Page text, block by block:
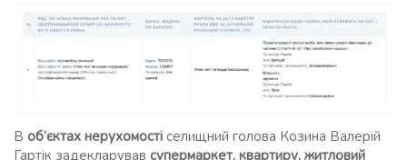
В об’єктах нерухомості селищний голова Козина Валерій
Гартік задекларував супермаркет, квартиру, житловий